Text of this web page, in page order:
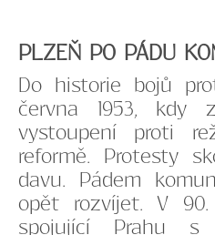
PLZEŇ PO PÁDU
Do historie bojů
června 1953, kdy
vystoupení proti
reformě. Protesty
davu. Pádem
opět rozvíjet. V
spojující Prahu s